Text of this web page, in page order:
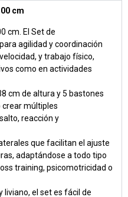
cm
cm. El Set de
agilidad y coordinación
y trabajo físico,
como en actividades
cm de altura y 5 bastones
crear múltiples
reacción y
que facilitan el ajuste
adaptándose a todo tipo
training, psicomotricidad o
liviano, el set es fácil de